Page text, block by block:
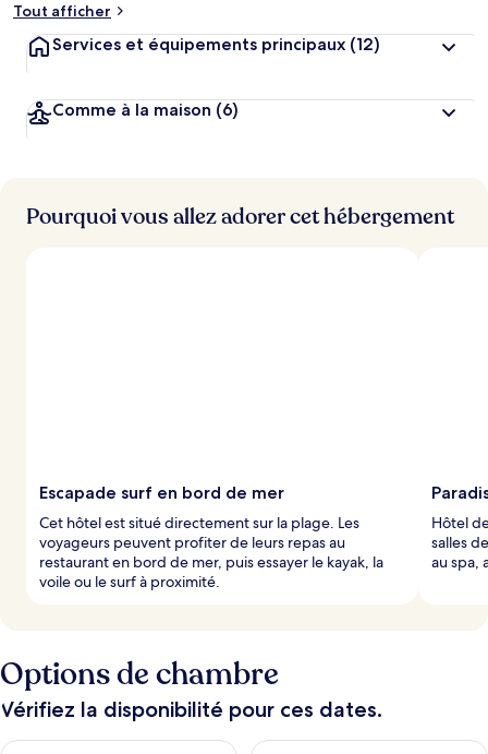
Tout afficher
Services et équipements principaux (12)
Comme à la maison (6)
Pourquoi vous allez adorer cet hébergement
Escapade surf en bord de mer
Cet hôtel est situé directement sur la plage. Les
voyageurs peuvent profiter de leurs repas au
restaurant en bord de mer, puis essayer le kayak, la
voile ou le surf à proximité.
Hôtel
salles
au spa,
Options de chambre
Vérifiez la disponibilité pour ces dates.